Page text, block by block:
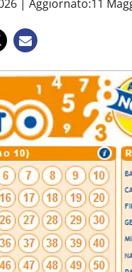
| Aggiornato:11